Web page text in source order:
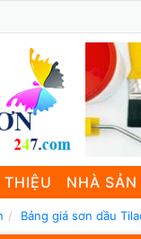
THIỆU NHÀ
Bảng giá sơn dầu